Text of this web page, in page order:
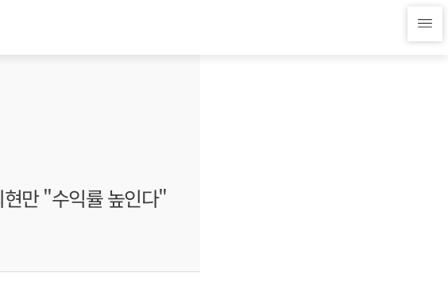
만 "수익률 높인다"